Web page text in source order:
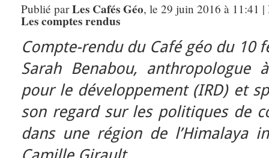
Publié parLes Cafés Géo, le 29 juin 2016 à 11:41
Les comptes rendus
Compte-rendu du Café géo du 10
Sarah Benabou, anthropologue
pour le développement (IRD) et
son regard sur les politiques de
dans une région de l’Himalaya